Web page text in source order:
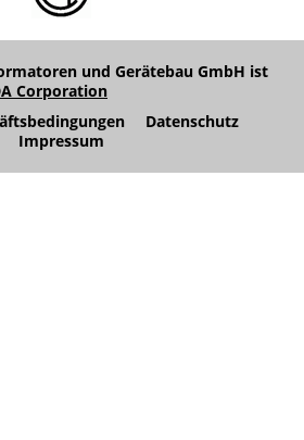
und Gerätebau GmbH ist
Corporation
Datenschutz
Impressum